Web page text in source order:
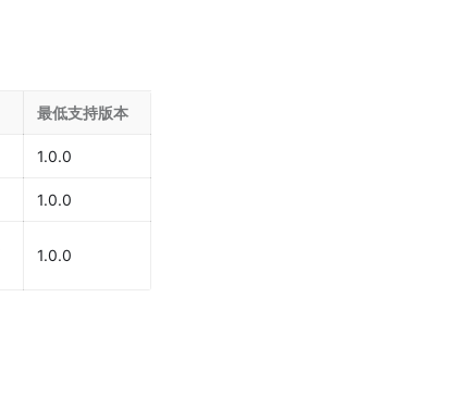
最低支持版本
1.0.0
1.0.0
1.0.0